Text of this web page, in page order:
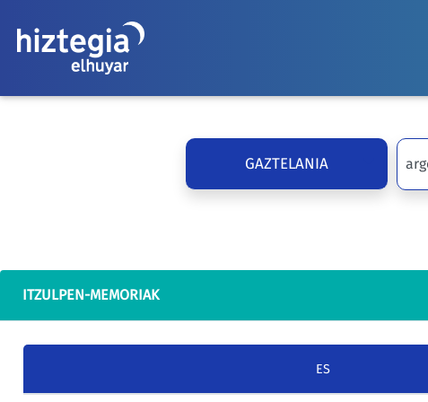
GAZTELANIA
ITZULPEN-MEMORIAK
ES